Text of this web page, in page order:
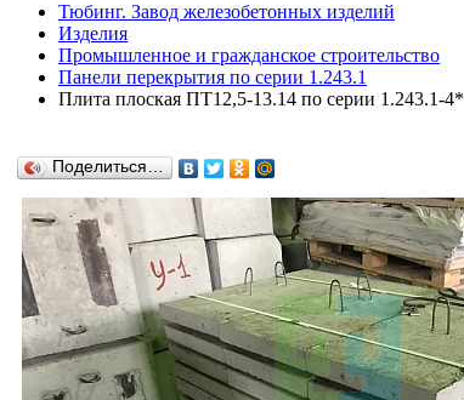
Тюбинг. Завод железобетонных изделий
Изделия
Промышленное и гражданское строительство
Панели перекрытия по серии 1.243.1
Плита плоская ПТ12,5-13.14 по серии 1.243.1-4*
Поделиться…